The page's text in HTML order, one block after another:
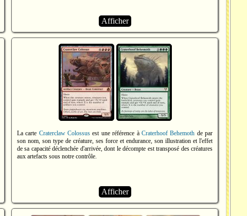
Afficher
La carte Craterclaw Colossus est une référence à Craterhoof Behemoth de par
son nom, son type de créature, ses force et endurance, son illustration et l'effet
de sa capacité déclenchée d'arrivée, dont le décompte est transposé des créatures
aux artefacts sous notre contrôle.
Afficher